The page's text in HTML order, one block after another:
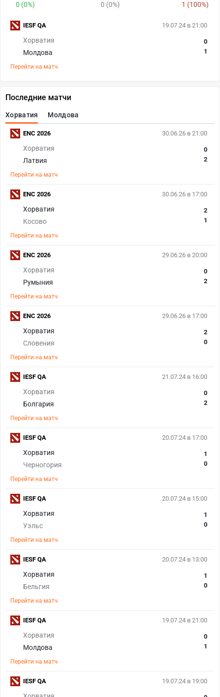
0 (0%) 0 (0%) 1 (100%)
19.07.24 в 21:00
Хорватия
Молдова
0
1
Перейти на матч
IESF QA
Последние матчи
Хорватия Молдова
30.06.26 в 21:00
Хорватия
Латвия
0
2
Перейти на матч
ENC 2026
30.06.26 в 17:00
Хорватия
Косово
2
1
Перейти на матч
ENC 2026
29.06.26 в 20:00
Хорватия
Румыния
0
2
Перейти на матч
ENC 2026
29.06.26 в 17:00
Хорватия
Словения
2
0
Перейти на матч
ENC 2026
21.07.24 в 16:00
Хорватия
Болгария
0
2
Перейти на матч
IESF QA
20.07.24 в 17:00
Хорватия
Черногория
1
0
Перейти на матч
IESF QA
20.07.24 в 15:00
Хорватия
Уэльс
1
0
Перейти на матч
IESF QA
20.07.24 в 13:00
Хорватия
Бельгия
1
0
Перейти на матч
IESF QA
19.07.24 в 21:00
Хорватия
Молдова
0
1
Перейти на матч
IESF QA
19.07.24 в 19:00
IESF QA